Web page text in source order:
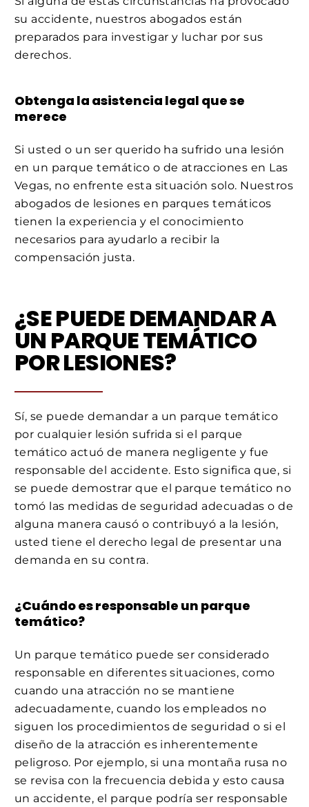
su accidente, nuestros abogados están
preparados para investigar y luchar por sus
derechos.
Obtenga la asistencia legal que se
merece
Si usted o un ser querido ha sufrido una lesión
en un parque temático o de atracciones en Las
Vegas, no enfrente esta situación solo. Nuestros
abogados de lesiones en parques temáticos
tienen la experiencia y el conocimiento
necesarios para ayudarlo a recibir la
compensación justa.
¿SE PUEDE DEMANDAR A
UN PARQUE TEMÁTICO
POR LESIONES?
Sí, se puede demandar a un parque temático
por cualquier lesión sufrida si el parque
temático actuó de manera negligente y fue
responsable del accidente. Esto significa que, si
se puede demostrar que el parque temático no
tomó las medidas de seguridad adecuadas o de
alguna manera causó o contribuyó a la lesión,
usted tiene el derecho legal de presentar una
demanda en su contra.
¿Cuándo es responsable un parque
temático?
Un parque temático puede ser considerado
responsable en diferentes situaciones, como
cuando una atracción no se mantiene
adecuadamente, cuando los empleados no
siguen los procedimientos de seguridad o si el
diseño de la atracción es inherentemente
peligroso. Por ejemplo, si una montaña rusa no
se revisa con la frecuencia debida y esto causa
un accidente, el parque podría ser responsable